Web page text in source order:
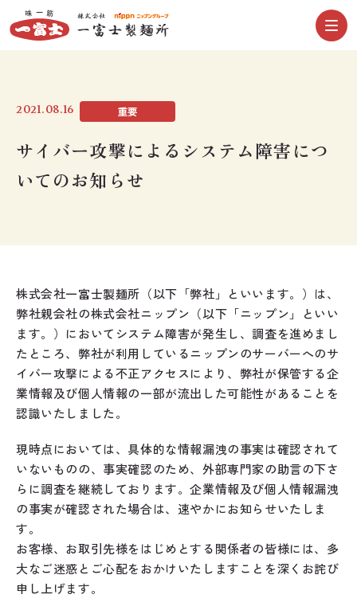
2021.08.16 重要
サイバー攻撃によるシステム障害につ
いてのお知らせ
株式会社一富士製麺所（以下「弊社」といいます。）は、
弊社親会社の株式会社ニップン（以下「ニップン」といい
ます。）においてシステム障害が発生し、調査を進めまし
たところ、弊社が利用しているニップンのサーバーへのサ
イバー攻撃による不正アクセスにより、弊社が保管する企
業情報及び個人情報の一部が流出した可能性があることを
認識いたしました。
現時点においては、具体的な情報漏洩の事実は確認されて
いないものの、事実確認のため、外部専門家の助言の下さ
らに調査を継続しております。企業情報及び個人情報漏洩
の事実が確認された場合は、速やかにお知らせいたしま
す。
お客様、お取引先様をはじめとする関係者の皆様には、多
大なご迷惑とご心配をおかけいたしますことを深くお詫び
申し上げます。